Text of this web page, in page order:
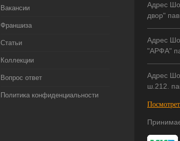
Вакансии
Франшиза
Статьи
Коллекции
Вопрос ответ
Политика конфиденциальности
Адрес
двор"
Адрес
"АРФА"
Адрес
ш.212.